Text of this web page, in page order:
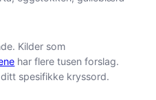
Kilder som
har flere tusen forslag.
spesifikke kryssord.